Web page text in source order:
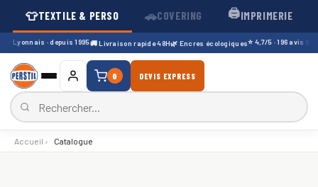
👕TEXTILE & PERSO 🚗COVERING 🖨️IMPRIMERIE
· depuis 1995🚚 Livraison rapide 48H🌿 Encres écologiques⭐ 4,7/5 · 196 avis
0 DEVIS EXPRESS
Accueil › Catalogue